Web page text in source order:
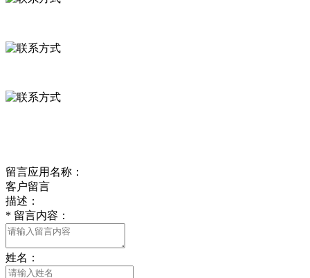
留言应用名称：
客户留言
描述：
* 留言内容：
姓名：